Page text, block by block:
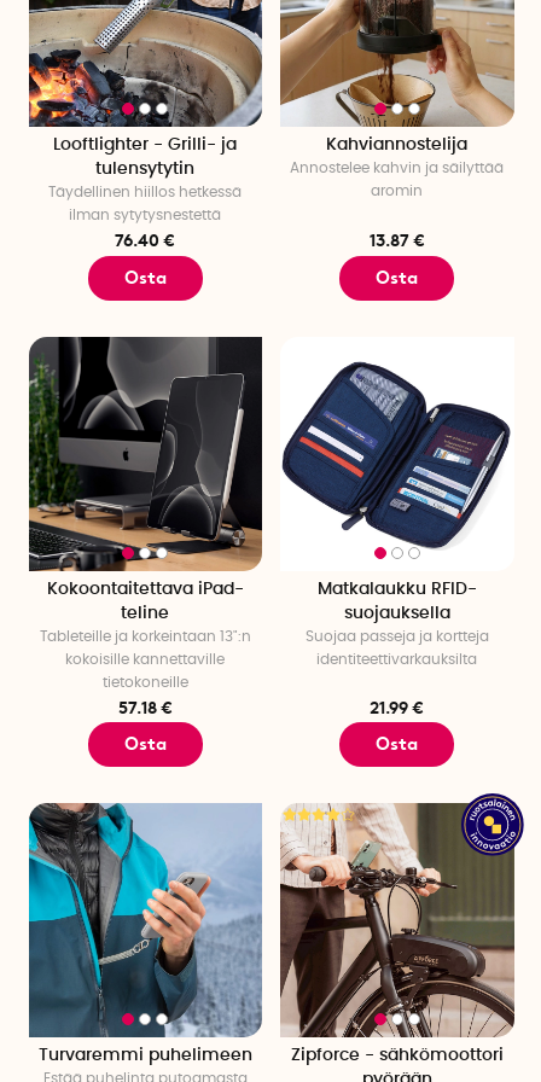
joululahjamme->
Looftlighter - Grilli- ja
tulensytytin
Täydellinen hiillos hetkessä
ilman sytytysnestettä
76.40 €
Osta
Kahviannostelija
Annostelee kahvin ja säilyttää
aromin
13.87 €
Osta
Kokoontaitettava iPad-
teline
Tableteille ja korkeintaan 13":n
kokoisille kannettaville
tietokoneille
57.18 €
Osta
Matkalaukku RFID-
suojauksella
Suojaa passeja ja kortteja
identiteettivarkauksilta
21.99 €
Osta
Turvaremmi puhelimeen
Estää puhelinta putoamasta
Zipforce - sähkömoottori